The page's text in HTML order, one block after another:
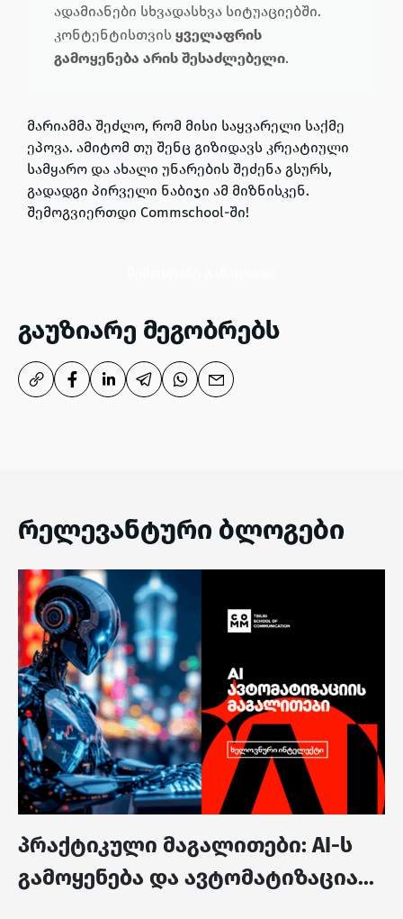
ადამიანები სხვადასხვა სიტუაციებში.
კონტენტისთვის ყველაფრის
გამოყენება არის შესაძლებელი.
მარიამმა შეძლო, რომ მისი საყვარელი საქმე
ეპოვა. ამიტომ თუ შენც გიზიდავს კრეატიული
სამყარო და ახალი უნარების შეძენა გსურს,
გადადგი პირველი ნაბიჯი ამ მიზნისკენ.
შემოგვიერთდი Commschool-ში!
გაუზიარე მეგობრებს
რელევანტური ბლოგები
პრაქტიკული მაგალითები: AI-ს
გამოყენება და ავტომატიზაცია...